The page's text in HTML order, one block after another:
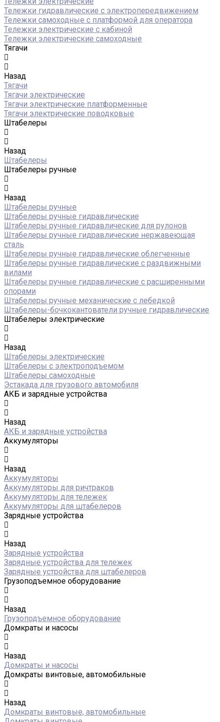
Тележки гидравлические с электропередвижением
Тележки самоходные с платформой для оператора
Тележки электрические с кабиной
Тележки электрические самоходные
Тягачи
Назад
Тягачи
Тягачи электрические
Тягачи электрические платформенные
Тягачи электрические поводковые
Штабелеры
Назад
Штабелеры
Штабелеры ручные
Назад
Штабелеры ручные
Штабелеры ручные гидравлические
Штабелеры ручные гидравлические для рулонов
Штабелеры ручные гидравлические нержавеющая
сталь
Штабелеры ручные гидравлические облегченные
Штабелеры ручные гидравлические с раздвижными
вилами
Штабелеры ручные гидравлические с расширенными
опорами
Штабелеры ручные механические с лебедкой
Штабелеры-бочкокантователи ручные гидравлические
Штабелеры электрические
Назад
Штабелеры электрические
Штабелеры с электроподъемом
Штабелеры самоходные
Эстакада для грузового автомобиля
АКБ и зарядные устройства
Назад
АКБ и зарядные устройства
Аккумуляторы
Назад
Аккумуляторы
Аккумуляторы для ричтраков
Аккумуляторы для тележек
Аккумуляторы для штабелеров
Зарядные устройства
Назад
Зарядные устройства
Зарядные устройства для тележек
Зарядные устройства для штабелеров
Грузоподъемное оборудование
Назад
Грузоподъемное оборудование
Домкраты и насосы
Назад
Домкраты и насосы
Домкраты винтовые, автомобильные
Назад
Домкраты винтовые, автомобильные